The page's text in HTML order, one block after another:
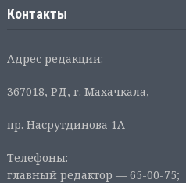
Контакты
Адрес редакции:
367018, РД, г. Махачкала,
пр. Насрутдинова 1А
Телефоны:
главный редактор — 65-00-75;